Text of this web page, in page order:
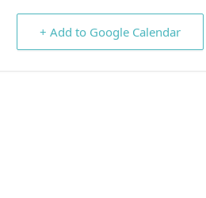
+ Add to Google Calendar